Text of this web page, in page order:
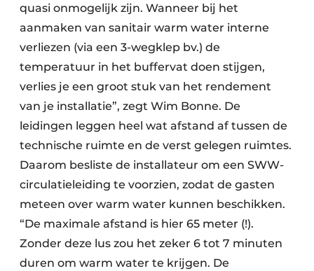
quasi onmogelijk zijn. Wanneer bij het
aanmaken van sanitair warm water interne
verliezen (via een 3-wegklep bv.) de
temperatuur in het buffervat doen stijgen,
verlies je een groot stuk van het rendement
van je installatie”, zegt Wim Bonne. De
leidingen leggen heel wat afstand af tussen de
technische ruimte en de verst gelegen ruimtes.
Daarom besliste de installateur om een ­SWW­-
circulatieleiding te voorzien, zodat de gasten
meteen over warm ­water kunnen beschikken.
“De maximale afstand is hier 65 meter (!).
Zonder deze lus zou het zeker 6 tot 7 minuten
duren om warm water te krijgen. De